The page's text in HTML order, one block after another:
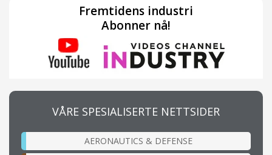
Fremtidens industri
Abonner nå!
VÅRE SPESIALISERTE NETTSIDER
AERONAUTICS & DEFENSE